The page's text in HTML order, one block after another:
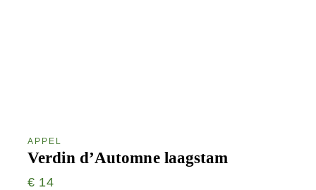
APPEL
Verdin d’Automne laagstam
€ 14